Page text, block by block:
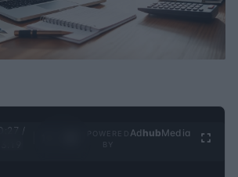
0:28 /
Ad hubMedia